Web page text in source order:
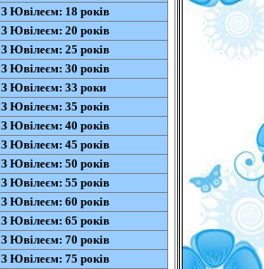
З Ювілеєм: 18 років
З Ювілеєм: 20 років
З Ювілеєм: 25 років
З Ювілеєм: 30 років
З Ювілеєм: 33 роки
З Ювілеєм: 35 років
З Ювілеєм: 40 років
З Ювілеєм: 45 років
З Ювілеєм: 50 років
З Ювілеєм: 55 років
З Ювілеєм: 60 років
З Ювілеєм: 65 років
З Ювілеєм: 70 років
З Ювілеєм: 75 років